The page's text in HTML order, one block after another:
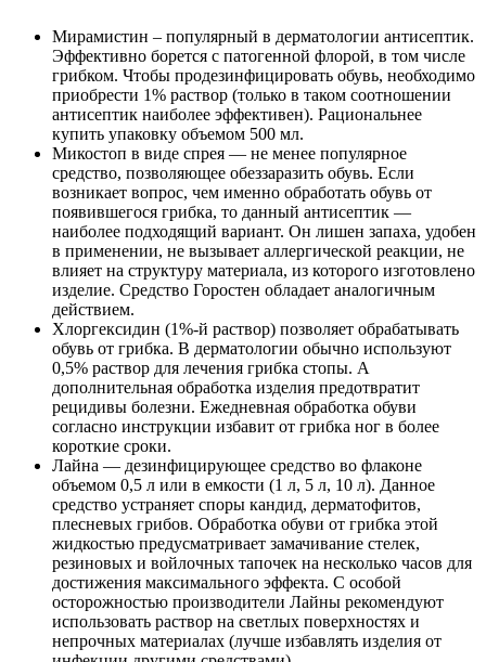
Мирамистин – популярный в дерматологии антисептик.
Эффективно борется с патогенной флорой, в том числе
грибком. Чтобы продезинфицировать обувь, необходимо
приобрести 1% раствор (только в таком соотношении
антисептик наиболее эффективен). Рациональнее
купить упаковку объемом 500 мл.
Микостоп в виде спрея — не менее популярное
средство, позволяющее обеззаразить обувь. Если
возникает вопрос, чем именно обработать обувь от
появившегося грибка, то данный антисептик —
наиболее подходящий вариант. Он лишен запаха, удобен
в применении, не вызывает аллергической реакции, не
влияет на структуру материала, из которого изготовлено
изделие. Средство Горостен обладает аналогичным
действием.
Хлоргексидин (1%-й раствор) позволяет обрабатывать
обувь от грибка. В дерматологии обычно используют
0,5% раствор для лечения грибка стопы. А
дополнительная обработка изделия предотвратит
рецидивы болезни. Ежедневная обработка обуви
согласно инструкции избавит от грибка ног в более
короткие сроки.
Лайна — дезинфицирующее средство во флаконе
объемом 0,5 л или в емкости (1 л, 5 л, 10 л). Данное
средство устраняет споры кандид, дерматофитов,
плесневых грибов. Обработка обуви от грибка этой
жидкостью предусматривает замачивание стелек,
резиновых и войлочных тапочек на несколько часов для
достижения максимального эффекта. С особой
осторожностью производители Лайны рекомендуют
использовать раствор на светлых поверхностях и
непрочных материалах (лучше избавлять изделия от